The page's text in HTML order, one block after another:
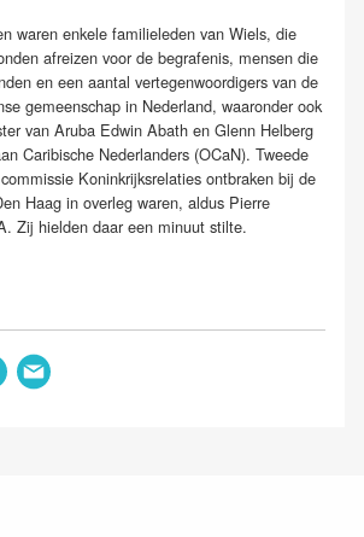
waren enkele familieleden van Wiels, die
afreizen voor de begrafenis, mensen die
en een aantal vertegenwoordigers van de
gemeenschap in Nederland, waaronder ook
van Aruba Edwin Abath en Glenn Helberg
Caribische Nederlanders (OCaN). Tweede
Koninkrijksrelaties ontbraken bij de
Haag in overleg waren, aldus Pierre
Zij hielden daar een minuut stilte.